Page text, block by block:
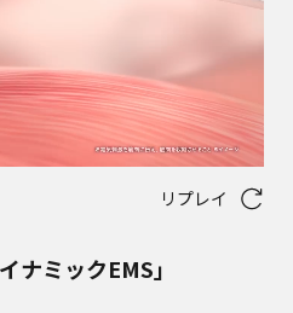
リプレイ
ナミックEMS」